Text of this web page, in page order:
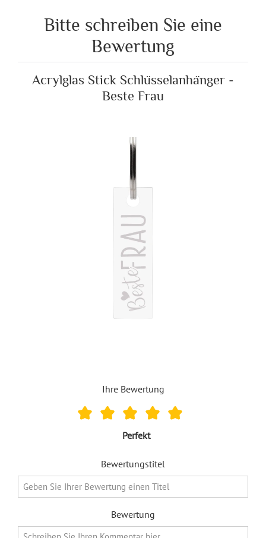
Bitte schreiben Sie eine
Bewertung
Acrylglas Stick Schlüsselanhänger -
Beste Frau
Ihre Bewertung
Perfekt
Bewertungstitel
Bewertung